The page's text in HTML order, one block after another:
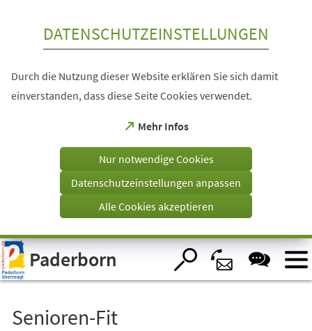
Visuelle
Assistenzsoftware
öffnen.
DATENSCHUTZEINSTELLUNGEN
Durch die Nutzung dieser Website erklären Sie sich damit
einverstanden, dass diese Seite Cookies verwendet.
Mehr Infos
(Öffnet
einem
Tab)
Nur notwendige Cookies
Datenschutzeinstellungen anpassen
Alle Cookies akzeptieren
Paderborn
Senioren-Fit